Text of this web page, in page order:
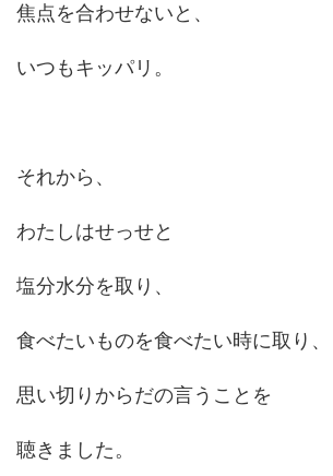
焦点を合わせないと、
いつもキッパリ。
それから、
わたしはせっせと
塩分水分を取り、
食べたいものを食べたい時に取り、
思い切りからだの言うことを
聴きました。